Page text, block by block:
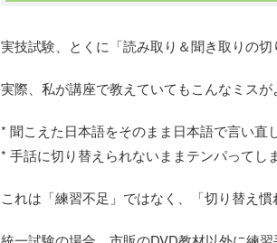
実技試験、とくに「読み取り＆聞き取りの切
実際、私が講座で教えていてもこんなミスが
* 聞こえた日本語をそのまま日本語で言い直
* 手話に切り替えられないままテンパってし
これは「練習不足」ではなく、「切り替え慣